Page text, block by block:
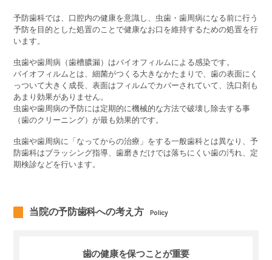
予防歯科では、口腔内の健康を意識し、虫歯・歯周病になる前に行う
予防を目的とした処置のことで健康なお口を維持するための処置を行
います。
虫歯や歯周病（歯槽膿漏）はバイオフィルムによる感染です。
バイオフィルムとは、細菌がつくる大きなかたまりで、歯の表面にく
っついて大きく成長、表面はフィルムでカバーされていて、洗口剤も
あまり効果がありません。
虫歯や歯周病の予防には定期的に機械的な方法で破壊し除去する事
（歯のクリーニング）が最も効果的です。
虫歯や歯周病に「なってからの治療」をする一般歯科とは異なり、予
防歯科はブラッシング指導、歯磨きだけでは落ちにくい歯の汚れ、定
期検診などを行います。
当院の予防歯科への考え方 Policy
歯の健康を保つことが重要